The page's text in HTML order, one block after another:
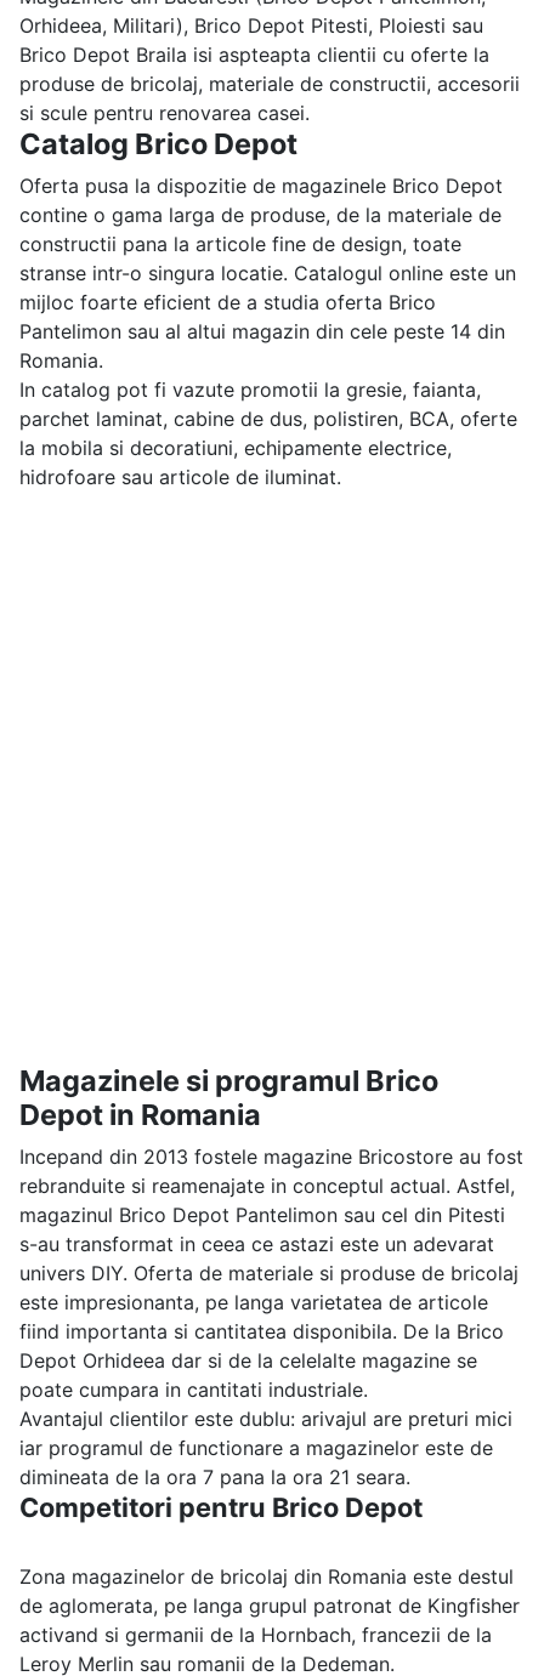
Orhideea, Militari), Brico Depot Pitesti, Ploiesti sau
Brico Depot Braila isi aspteapta clientii cu oferte la
produse de bricolaj, materiale de constructii, accesorii
si scule pentru renovarea casei.
Catalog Brico Depot
Oferta pusa la dispozitie de magazinele Brico Depot
contine o gama larga de produse, de la materiale de
constructii pana la articole fine de design, toate
stranse intr-o singura locatie. Catalogul online este un
mijloc foarte eficient de a studia oferta Brico
Pantelimon sau al altui magazin din cele peste 14 din
Romania.
In catalog pot fi vazute promotii la gresie, faianta,
parchet laminat, cabine de dus, polistiren, BCA, oferte
la mobila si decoratiuni, echipamente electrice,
hidrofoare sau articole de iluminat.
Magazinele si programul Brico
Depot in Romania
Incepand din 2013 fostele magazine Bricostore au fost
rebranduite si reamenajate in conceptul actual. Astfel,
magazinul Brico Depot Pantelimon sau cel din Pitesti
s-au transformat in ceea ce astazi este un adevarat
univers DIY. Oferta de materiale si produse de bricolaj
este impresionanta, pe langa varietatea de articole
fiind importanta si cantitatea disponibila. De la Brico
Depot Orhideea dar si de la celelalte magazine se
poate cumpara in cantitati industriale.
Avantajul clientilor este dublu: arivajul are preturi mici
iar programul de functionare a magazinelor este de
dimineata de la ora 7 pana la ora 21 seara.
Competitori pentru Brico Depot
Zona magazinelor de bricolaj din Romania este destul
de aglomerata, pe langa grupul patronat de Kingfisher
activand si germanii de la Hornbach, francezii de la
Leroy Merlin sau romanii de la Dedeman.